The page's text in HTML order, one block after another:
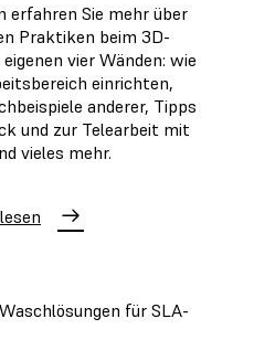
erfahren Sie mehr über
Praktiken beim 3D-
vier Wänden: wie
einrichten,
anderer, Tipps
und zur Telearbeit mit
vieles mehr.
für SLA-